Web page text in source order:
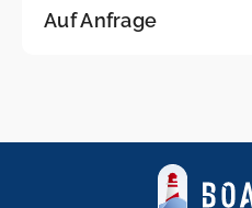
Auf Anfrage